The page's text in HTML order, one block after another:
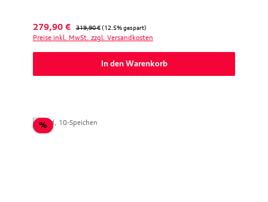
Verkaufspreis:
279,90 € Regulärer Preis:
319,90 € (12.5% gespart)
Preise inkl. MwSt. zzgl. Versandkosten
In den Warenkorb
%Rabatt